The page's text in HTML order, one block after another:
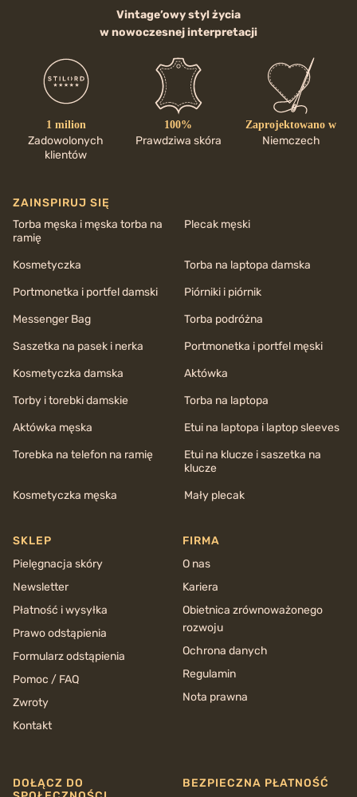
Vintage’owy styl życia
w nowoczesnej interpretacji
1 milion
Zadowolonych
klientów
100%
Prawdziwa skóra
Zaprojektowano w
Niemczech
ZAINSPIRUJ SIĘ
Torba męska i męska torba na
ramię
Plecak męski
Kosmetyczka
Torba na laptopa damska
Portmonetka i portfel damski
Piórniki i piórnik
Messenger Bag
Torba podróżna
Saszetka na pasek i nerka
Portmonetka i portfel męski
Kosmetyczka damska
Aktówka
Torby i torebki damskie
Torba na laptopa
Aktówka męska
Etui na laptopa i laptop sleeves
Torebka na telefon na ramię
Etui na klucze i saszetka na
klucze
Kosmetyczka męska
Mały plecak
SKLEP
Pielęgnacja skóry
Newsletter
Płatność i wysyłka
Prawo odstąpienia
Formularz odstąpienia
Pomoc / FAQ
Zwroty
Kontakt
FIRMA
O nas
Kariera
Obietnica zrównoważonego
rozwoju
Ochrona danych
Regulamin
Nota prawna
DOŁĄCZ DO
BEZPIECZNA PŁATNOŚĆ